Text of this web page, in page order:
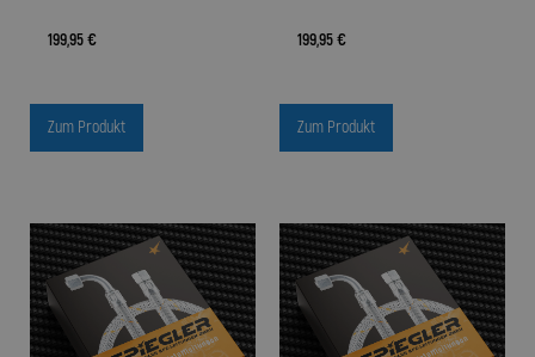
199,95 €
Zum Produkt
199,95 €
Zum Produkt